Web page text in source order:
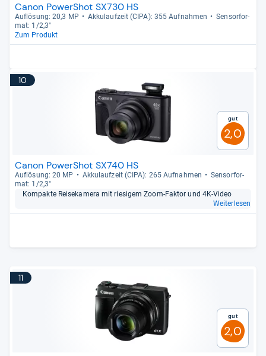
Canon PowerShot SX730 HS
Auf­lö­sung: 20,3 MP Akku­lauf­zeit (CIPA): 355 Auf­nah­men
Sen­sor­for­
mat: 1/2,3"
Zum Produkt
10
Gut
2,0
Canon PowerShot SX740 HS
Auf­lö­sung: 20 MP Akku­lauf­zeit (CIPA): 265 Auf­nah­men
Sen­sor­for­
mat: 1/2,3"
Kom­pakte Rei­se­ka­mera mit rie­si­gem Zoom-​Fak­tor und 4K-​Video
Weiterlesen
11
Gut
2,0